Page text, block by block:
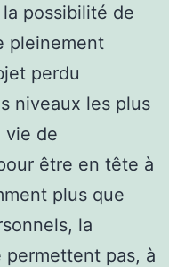
possibilité de
pleinement
perdu
niveaux les plus
vie de
être en tête à
plus que
la
pas, à